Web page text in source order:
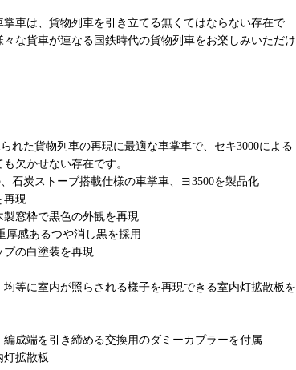
車は、貨物列車を引き立てる無くてはならない存在で
な貨車が連なる国鉄時代の貨物列車をお楽しみいただけ
れた貨物列車の再現に最適な車掌車で、セキ3000による
欠かせない存在です。
、石炭ストーブ搭載仕様の車掌車、ヨ3500を製品化
再現
製窓枠で黒色の外観を再現
厚感あるつや消し黒を採用
プの白塗装を再現
均等に室内が照らされる様子を再現できる室内灯拡散板を
編成端を引き締める交換用のダミーカプラーを付属
拡散板